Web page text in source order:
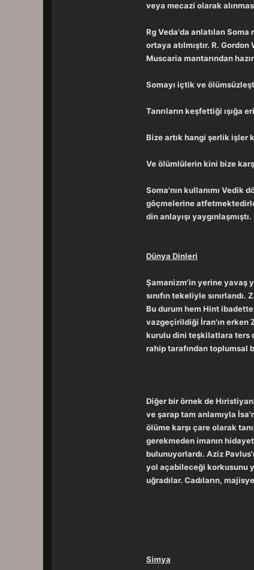
veya mecazi olarak
Rg Veda'da anlatılan Soma
ortaya atılmıştır. R.
Muscaria mantarından
Somayı içtik ve
Tanrıların keşfettiği ışığa
Bize artık hangi şerlik işler
Ve ölümlülerin kini bize
Soma'nın kullanımı Vedik
göçmelerine
din anlayışı yaygınlaşmıştı.
Dünya Dinleri
Şamanizm'in yerine yavaş
sınıfın tekeliyle
Bu durum hem Hint ibadette
vazgeçirildiği İran'ın erken
kurulu dini teşkilatlara ters
rahip tarafından toplumsal
Diğer bir örnek de
ve şarap tam anlamıyla
ölüme karşı çare olarak
gerekmeden imanın
bulunuyorlardı. Aziz
yol açabileceği korkusunu
uğradılar. Cadıların,
Simya